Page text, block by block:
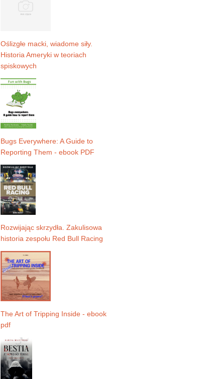
Oślizgłe macki, wiadome siły.
Historia Ameryki w teoriach
spiskowych
Bugs Everywhere: A Guide to
Reporting Them - ebook PDF
Rozwijając skrzydła. Zakulisowa
historia zespołu Red Bull Racing
The Art of Tripping Inside - ebook
pdf